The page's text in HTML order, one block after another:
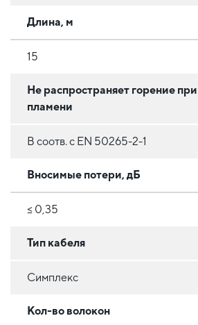
Длина, м
15
Не распространяет горение
пламени
В соотв. с EN 50265-2-1
Вносимые потери, дБ
≤ 0,35
Тип кабеля
Симплекс
Кол-во волокон